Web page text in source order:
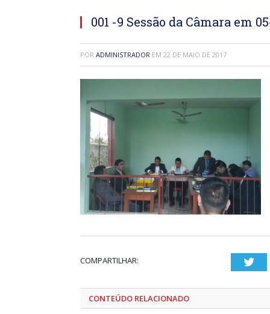
001 -9 Sessão da Câmara em
POR ADMINISTRADOR EM 22 DE MAIO DE 2017
COMPARTILHAR:
CONTEÚDO RELACIONADO